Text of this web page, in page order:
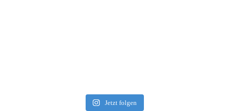
Jetzt folgen